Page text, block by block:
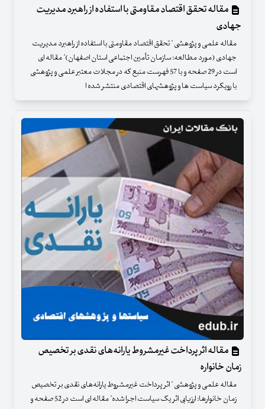
مقاله تحقق اقتصاد مقاومتی با استفاده از راهبرد مدیریت
جهادی
مقاله علمی و پژوهشی " تحقق اقتصاد مقاومتی با استفاده از راهبرد مدیریت
جهادی (مورد مطالعه: سازمان تأمین اجتماعی استان اصفهان)" مقاله ای
است در 29 صفحه و با 57 فهرست منبع که در مجلات معتبر علمی و پژوهشی
با رویکرد سیاست ها و پژوهشهای اقتصادی منتشر شده ا
مقاله اثر پرداخت غیرمشروط یارانه‌های نقدی بر تخصیص
زمان خانواره
مقاله علمی و پژوهشی " اثر پرداخت غیرمشروط یارانه‌های نقدی بر تخصیص
زمان خانوارها: ارزیابی اثر یک سیاست اجرا شده" مقاله ای است در 52 صفحه و